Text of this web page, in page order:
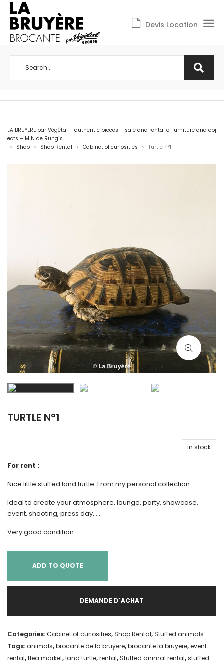
Devis Location
LA BRUYERE par Végétal – authentic pieces – sale and rental of furniture and obj
ects – MIN de Rungis
> Shop > Shop Rental > Cabinet of curiosities > Turtle n°1
TURTLE N°1
in stock
For rent :
Nice little stuffed land turtle. From my personal collection.
Ideal to create your atmosphere, lounge, party, showcase,
event, shooting, press day, …
Very good condition.
ADD TO QUOTE
DEMANDE D'ACHAT
Categories:Cabinet of curiosities, Shop Rental, Stuffed animals
Tags:animals,brocante de la bruyere,brocante la bruyere,event
rental,flea market,land turtle,rental, Stuffed animal rental,stuffed